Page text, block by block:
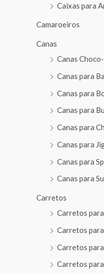
Caixas para
Camaroeiros
Canas
Canas
Canas para
Canas para
Canas para
Canas para
Canas para
Canas para
Canas para
Carretos
Carretos
Carretos
Carretos
Carretos para